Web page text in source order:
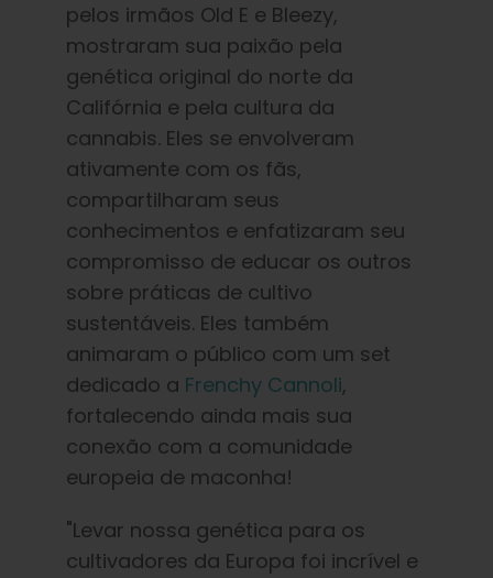
pelos irmãos Old E e Bleezy,
mostraram sua paixão pela
genética original do norte da
Califórnia e pela cultura da
cannabis. Eles se envolveram
ativamente com os fãs,
compartilharam seus
conhecimentos e enfatizaram seu
compromisso de educar os outros
sobre práticas de cultivo
sustentáveis. Eles também
animaram o público com um set
dedicado a Frenchy Cannoli,
fortalecendo ainda mais sua
conexão com a comunidade
europeia de maconha!
"Levar nossa genética para os
cultivadores da Europa foi incrível e